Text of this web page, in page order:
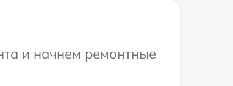
и начнем ремонтные